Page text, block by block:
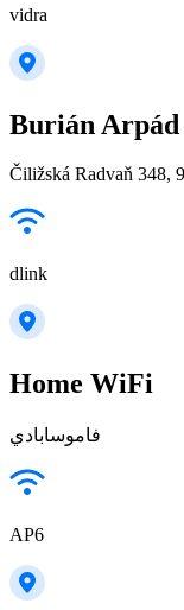
vidra
Burián Arpád
Čiližská Radvaň 348,
dlink
Home WiFi
فاموسابادي
AP6